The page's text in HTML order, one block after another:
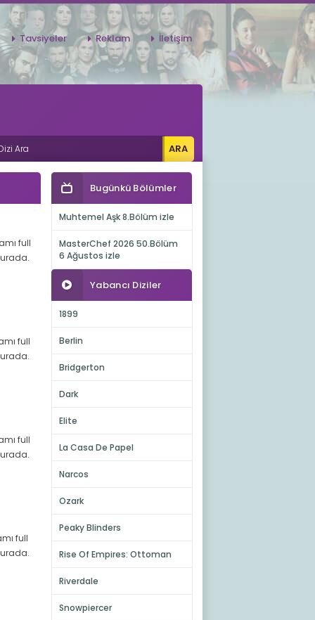
Tavsiyeler Reklam İletişim
full
full
full
full
Bugünkü Bölümler
Muhtemel Aşk 8.Bölüm izle
MasterChef 2026 50.Bölüm
6 Ağustos izle
Yabancı Diziler
1899
Berlin
Bridgerton
Dark
Elite
La Casa De Papel
Narcos
Ozark
Peaky Blinders
Rise Of Empires: Ottoman
Riverdale
Snowpiercer